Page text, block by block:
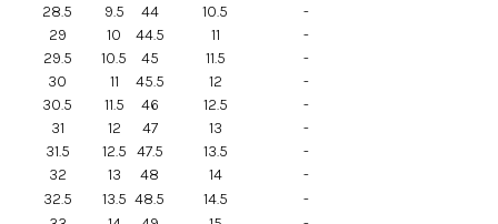
28.5
9.5 44 10.5
-
29
10 44.5 11
-
29.5
10.5 45 11.5
-
30
11 45.5 12
-
30.5
11.5 46 12.5
-
31
12 47 13
-
31.5
12.5 47.5 13.5
-
32
13 48 14
-
32.5
13.5 48.5 14.5
-